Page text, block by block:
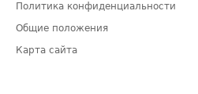
Политика конфиденциальности
Общие положения
Карта сайта